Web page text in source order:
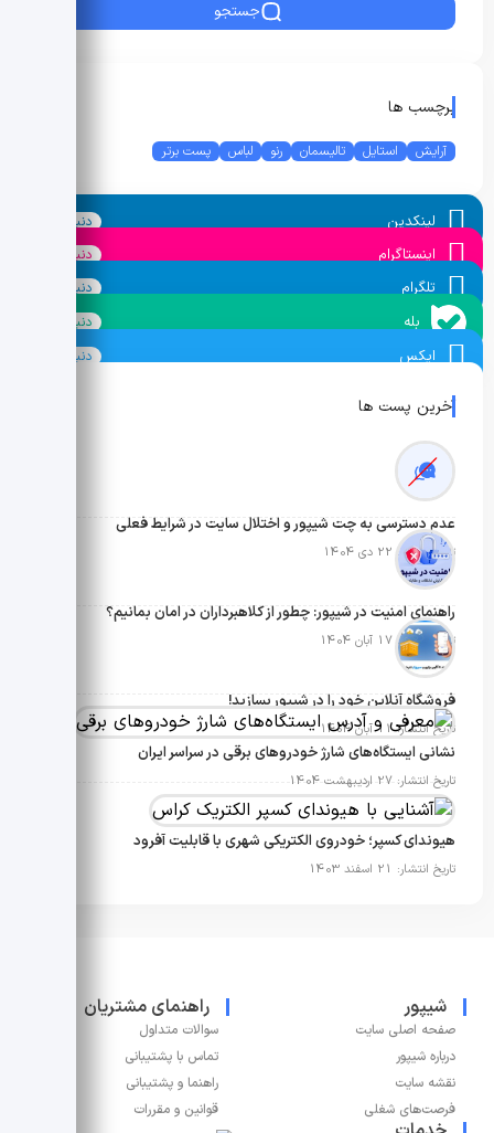
جستجو
برچسب ها
آرایش استایل تالیسمان رنو لباس پست برتر
لینکدین دنبال کنید
اینستاگرام دنبال کنید
تلگرام دنبال کنید
بله دنبال کنید
ایکس دنبال کنید
آخرین پست ها
عدم دسترسی به چت شیپور و اختلال سایت در شرایط فعلی
تاریخ انتشار: 22 دی 1404
راهنمای امنیت در شیپور: چطور از کلاهبرداران در امان بمانیم؟
تاریخ انتشار: 17 آبان 1404
فروشگاه آنلاین خود را در شیپور بسازید!
تاریخ انتشار: 11 آبان 1404
نشانی ایستگاه‌های شارژ خودروهای برقی در سراسر ایران
تاریخ انتشار: 27 اردیبهشت 1404
هیوندای کسپر؛ خودروی الکتریکی شهری با قابلیت آفرود
تاریخ انتشار: 21 اسفند 1403
شیپور
صفحه اصلی سایت
درباره شیپور
نقشه سایت
فرصت‌های شغلی
راهنمای مشتریان
سوالات متداول
تماس با پشتیبانی
راهنما و پشتیبانی
قوانین و مقررات